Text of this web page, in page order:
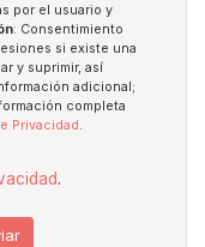
por el usuario y
: Consentimiento
si existe una
y suprimir, así
adicional;
completa
Privacidad.
.